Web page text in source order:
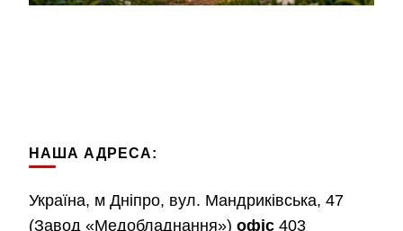
НАША АДРЕСА:
Україна, м Дніпро, вул. Мандриківська, 47
(Завод «Медобладнання») офіс 403